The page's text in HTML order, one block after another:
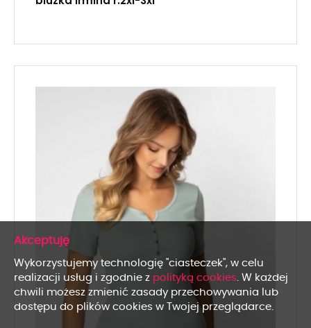
Wykorzystujemy technologię "ciasteczek", w celu
realizacji usług i zgodnie z polityką cookies. W każdej
chwili możesz zmienić zasady przechowywania lub
dostępu do plików cookies w Twojej przeglądarce.